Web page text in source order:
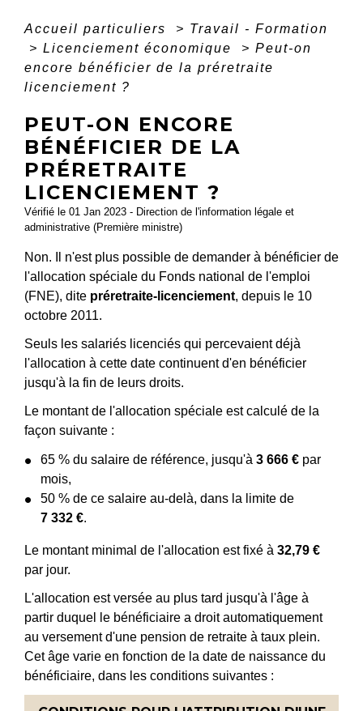
Accueil particuliers > Travail - Formation
> Licenciement économique > Peut-on
encore bénéficier de la préretraite
licenciement ?
PEUT-ON ENCORE
BÉNÉFICIER DE LA
PRÉRETRAITE
LICENCIEMENT ?
Vérifié le 01 Jan 2023 - Direction de l'information légale et
administrative (Première ministre)
Non. Il n'est plus possible de demander à bénéficier de
l'allocation spéciale du Fonds national de l'emploi
(FNE), dite préretraite-licenciement, depuis le 10
octobre 2011.
Seuls les salariés licenciés qui percevaient déjà
l'allocation à cette date continuent d'en bénéficier
jusqu'à la fin de leurs droits.
Le montant de l'allocation spéciale est calculé de la
façon suivante :
65 % du salaire de référence, jusqu'à 3 666 € par
mois,
50 % de ce salaire au-delà, dans la limite de
7 332 €.
Le montant minimal de l'allocation est fixé à 32,79 €
par jour.
L'allocation est versée au plus tard jusqu'à l'âge à
partir duquel le bénéficiaire a droit automatiquement
au versement d'une pension de retraite à taux plein.
Cet âge varie en fonction de la date de naissance du
bénéficiaire, dans les conditions suivantes :